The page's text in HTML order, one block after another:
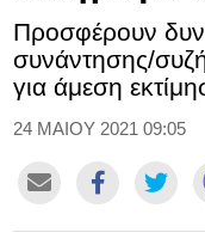
TECH
HEALTH
MEDIALAND
DRIVE
Προσφέρουν
συνάντησης/
για άμεση
24 ΜΑΙΟΥ 2021 09:05